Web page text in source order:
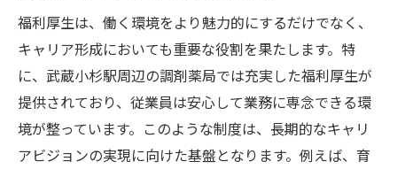
福利厚生は、働く環境をより魅力的にするだけでなく、
キャリア形成においても重要な役割を果たします。特
に、武蔵小杉駅周辺の調剤薬局では充実した福利厚生が
提供されており、従業員は安心して業務に専念できる環
境が整っています。このような制度は、長期的なキャリ
アビジョンの実現に向けた基盤となります。例えば、育